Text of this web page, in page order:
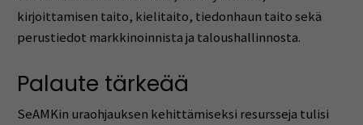
kirjoittamisen taito, kielitaito, tiedonhaun taito sekä
perustiedot markkinoinnista ja taloushallinnosta.
Palaute tärkeää
SeAMKin uraohjauksen kehittämiseksi resursseja tulisi